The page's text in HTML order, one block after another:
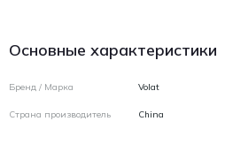
Основные характеристики
Бренд / Марка Volat
Страна производитель China